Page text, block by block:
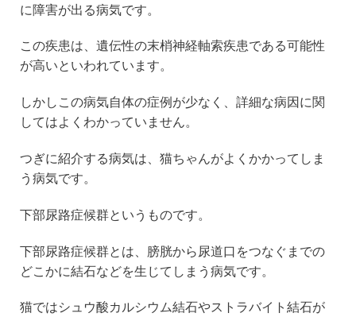
に障害が出る病気です。
この疾患は、遺伝性の末梢神経軸索疾患である可能性
が高いといわれています。
しかしこの病気自体の症例が少なく、詳細な病因に関
してはよくわかっていません。
つぎに紹介する病気は、猫ちゃんがよくかかってしま
う病気です。
下部尿路症候群というものです。
下部尿路症候群とは、膀胱から尿道口をつなぐまでの
どこかに結石などを生じてしまう病気です。
猫ではシュウ酸カルシウム結石やストラバイト結石が